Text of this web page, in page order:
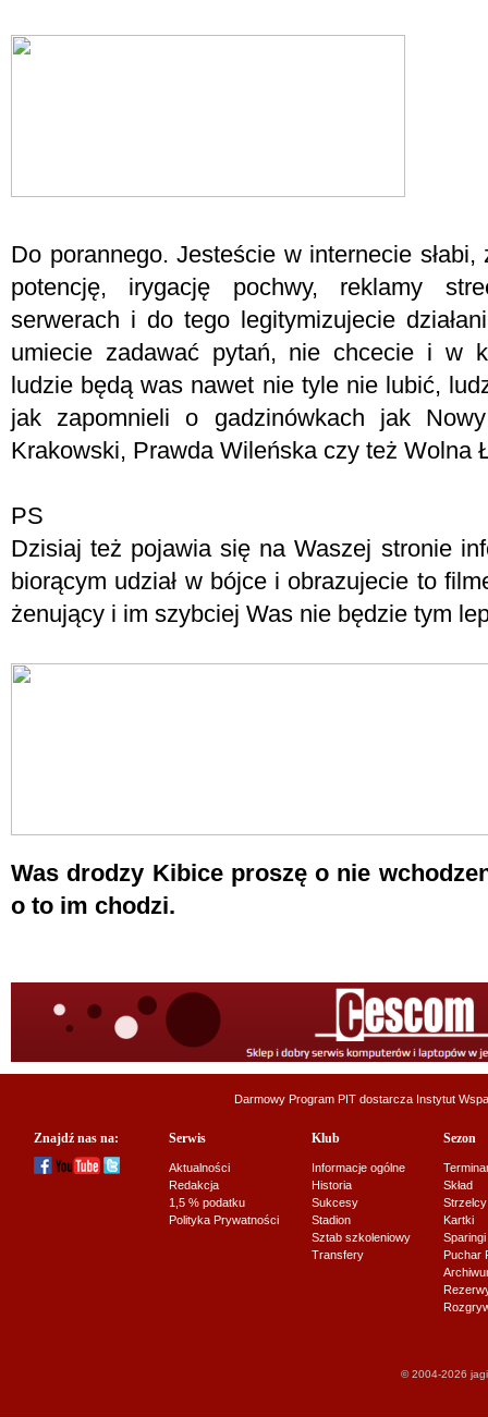
Do porannego. Jesteście w internecie
potencję, irygację pochwy, reklamy
serwerach i do tego legitymizujecie
umiecie zadawać pytań, nie chcecie i w
ludzie będą was nawet nie tyle nie lubić,
jak zapomnieli o gadzinówkach jak
Krakowski, Prawda Wileńska czy też Wolna
PS
Dzisiaj też pojawia się na Waszej stronie
biorącym udział w bójce i obrazujecie to
żenujący i im szybciej Was nie będzie tym
Was drodzy Kibice proszę o nie
o to im chodzi.
Darmowy Program PIT dostarcza Instytut
Znajdź nas na: Serwis
Aktualności
Redakcja
1,5 % podatku
Polityka Prywatności
Klub
Informacje ogólne
Historia
Sukcesy
Stadion
Sztab szkoleniowy
Transfery
Sezon
Skład
Strzelcy
Kartki
Sparingi
Puchar
© 2004-2026